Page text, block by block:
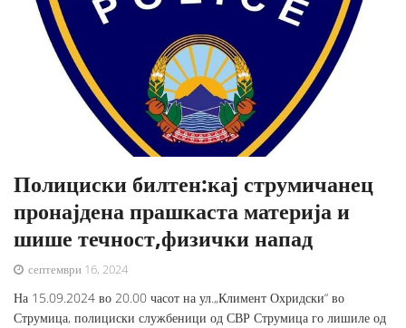
Полициски билтен:кај струмичанец
пронајдена прашкаста материја и
шише течност,физички напад
септември 16, 2024
На 15.09.2024 во 20.00 часот на ул.„Климент Охридски“ во
Струмица, полициски службеници од СВР Струмица го лишиле од